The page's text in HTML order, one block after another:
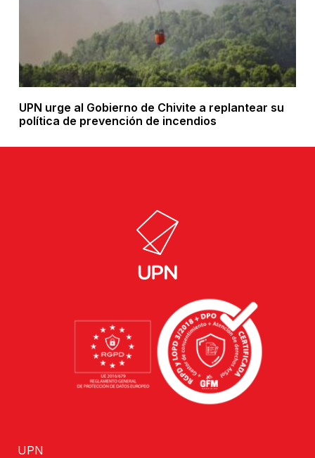
UPN urge al Gobierno de Chivite a replantear su
política de prevención de incendios
UPN